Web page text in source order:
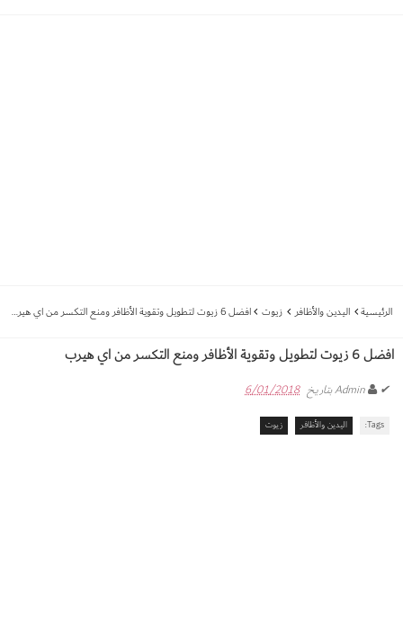
الرئيسية اليدين والأظافر زيوت افضل 6 زيوت لتطويل وتقوية الأظافر ومنع التكسر من اي هيرب
افضل 6 زيوت لتطويل وتقوية الأظافر ومنع التكسر من اي هيرب
✔
Adminبتاريخ 6/01/2018
Tags: اليدين والأظافر زيوت